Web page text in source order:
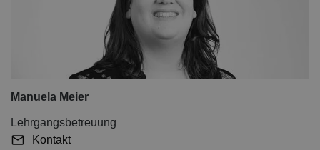
Manuela Meier
Lehrgangsbetreuung
Kontakt